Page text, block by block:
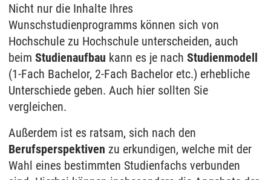
Nicht nur die Inhalte Ihres
Wunschstudienprogramms können sich von
Hochschule zu Hochschule unterscheiden, auch
beim Studienaufbau kann es je nach Studienmodell
(1-Fach Bachelor, 2-Fach Bachelor etc.) erhebliche
Unterschiede geben. Auch hier sollten Sie
vergleichen.
Außerdem ist es ratsam, sich nach den
Berufsperspektiven zu erkundigen, welche mit der
Wahl eines bestimmten Studienfachs verbunden